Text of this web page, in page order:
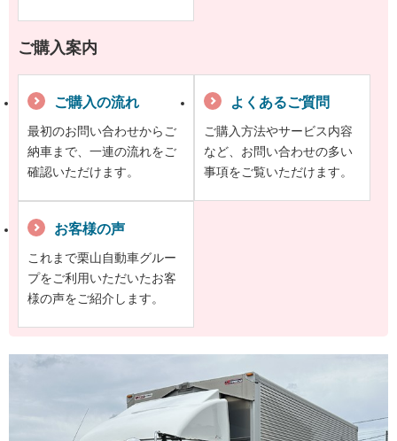
ご購入案内
ご購入の流れ
最初のお問い合わせからご
納車まで、一連の流れをご
確認いただけます。
よくあるご質問
ご購入方法やサービス内容
など、お問い合わせの多い
事項をご覧いただけます。
お客様の声
これまで栗山自動車グルー
プをご利用いただいたお客
様の声をご紹介します。